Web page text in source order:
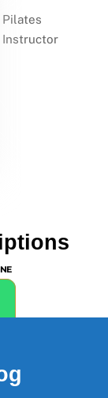
Pilates
Instructor